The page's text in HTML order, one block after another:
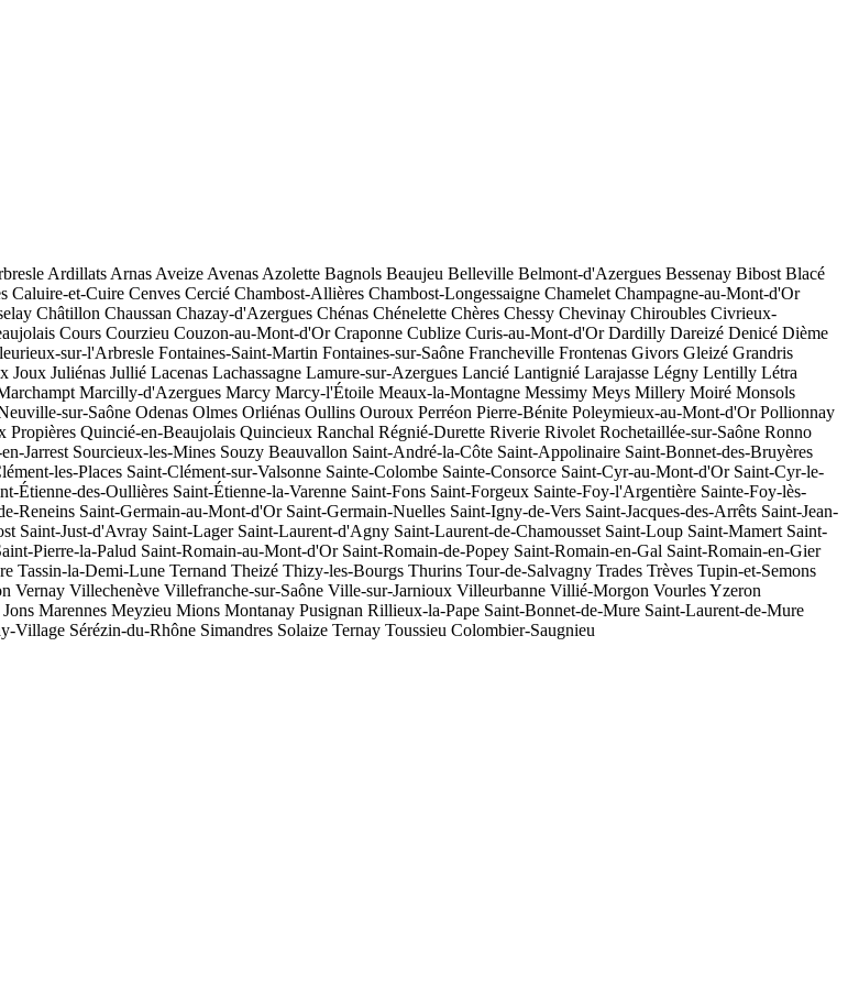
Ardillats Arnas Aveize Avenas Azolette Bagnols Beaujeu Belleville Belmont-d'Azergues Bessenay Bibost Blacé
Caluire-et-Cuire Cenves Cercié Chambost-Allières Chambost-Longessaigne Chamelet Champagne-au-Mont-d'Or
Châtillon Chaussan Chazay-d'Azergues Chénas Chénelette Chères Chessy Chevinay Chiroubles Civrieux-
Cours Courzieu Couzon-au-Mont-d'Or Craponne Cublize Curis-au-Mont-d'Or Dardilly Dareizé Denicé Dième
sur-l'Arbresle Fontaines-Saint-Martin Fontaines-sur-Saône Francheville Frontenas Givors Gleizé Grandris
Joux Juliénas Jullié Lacenas Lachassagne Lamure-sur-Azergues Lancié Lantignié Larajasse Légny Lentilly Létra
Marcilly-d'Azergues Marcy Marcy-l'Étoile Meaux-la-Montagne Messimy Meys Millery Moiré Monsols
sur-Saône Odenas Olmes Orliénas Oullins Ouroux Perréon Pierre-Bénite Poleymieux-au-Mont-d'Or Pollionnay
Propières Quincié-en-Beaujolais Quincieux Ranchal Régnié-Durette Riverie Rivolet Rochetaillée-sur-Saône Ronno
Jarrest Sourcieux-les-Mines Souzy Beauvallon Saint-André-la-Côte Saint-Appolinaire Saint-Bonnet-des-Bruyères
les-Places Saint-Clément-sur-Valsonne Sainte-Colombe Sainte-Consorce Saint-Cyr-au-Mont-d'Or Saint-Cyr-le-
Étienne-des-Oullières Saint-Étienne-la-Varenne Saint-Fons Saint-Forgeux Sainte-Foy-l'Argentière Sainte-Foy-lès-
Reneins Saint-Germain-au-Mont-d'Or Saint-Germain-Nuelles Saint-Igny-de-Vers Saint-Jacques-des-Arrêts Saint-Jean-
Saint-Just-d'Avray Saint-Lager Saint-Laurent-d'Agny Saint-Laurent-de-Chamousset Saint-Loup Saint-Mamert Saint-
Pierre-la-Palud Saint-Romain-au-Mont-d'Or Saint-Romain-de-Popey Saint-Romain-en-Gal Saint-Romain-en-Gier
Tassin-la-Demi-Lune Ternand Theizé Thizy-les-Bourgs Thurins Tour-de-Salvagny Trades Trèves Tupin-et-Semons
Vernay Villechenève Villefranche-sur-Saône Ville-sur-Jarnioux Villeurbanne Villié-Morgon VourlesYzeron
Jons Marennes Meyzieu Mions Montanay Pusignan Rillieux-la-Pape Saint-Bonnet-de-Mure Saint-Laurent-de-Mure
Village Sérézin-du-Rhône Simandres Solaize Ternay Toussieu Colombier-Saugnieu